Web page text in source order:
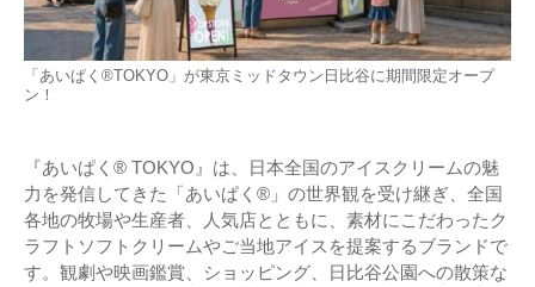
「あいぱく®TOKYO」が東京ミッドタウン日比谷に期間限定オープ
ン！
『あいぱく® TOKYO』は、日本全国のアイスクリームの魅
力を発信してきた「あいぱく®」の世界観を受け継ぎ、全国
各地の牧場や生産者、人気店とともに、素材にこだわったク
ラフトソフトクリームやご当地アイスを提案するブランドで
す。観劇や映画鑑賞、ショッピング、日比谷公園への散策な